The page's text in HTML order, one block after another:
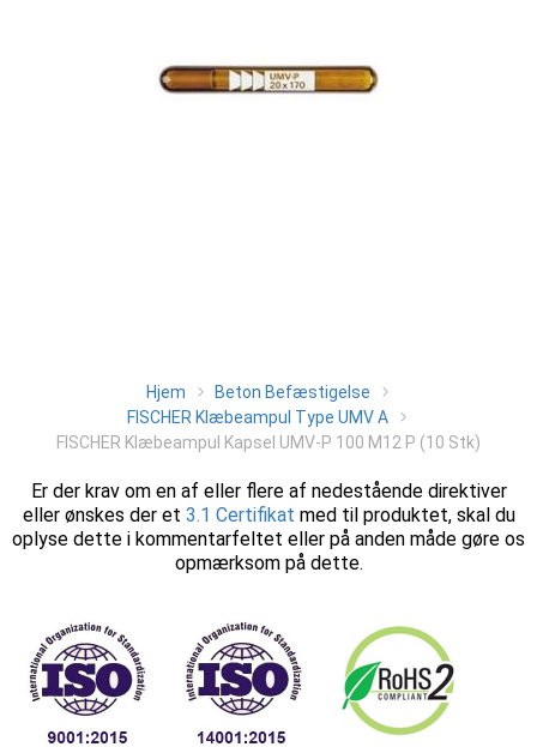
Hjem
Beton Befæstigelse
FISCHER Klæbeampul Type UMV A
FISCHER Klæbeampul Kapsel UMV-P 100 M12 P (10 Stk)
Er der krav om en af eller flere af nedestående direktiver
eller ønskes der et 3.1 Certifikat med til produktet, skal du
oplyse dette i kommentarfeltet eller på anden måde gøre os
opmærksom på dette.